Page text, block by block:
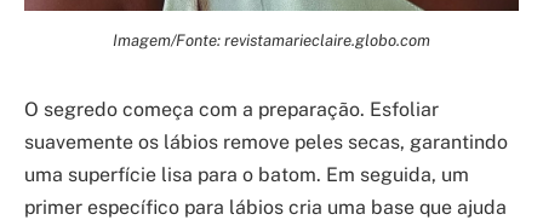
Imagem/Fonte: revistamarieclaire.globo.com
O segredo começa com a preparação. Esfoliar
suavemente os lábios remove peles secas, garantindo
uma superfície lisa para o batom. Em seguida, um
primer específico para lábios cria uma base que ajuda